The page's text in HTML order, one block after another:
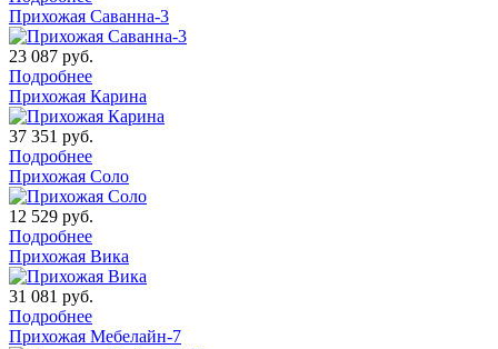
Прихожая Саванна-3
23 087 руб.
Подробнее
Прихожая Карина
37 351 руб.
Подробнее
Прихожая Соло
12 529 руб.
Подробнее
Прихожая Вика
31 081 руб.
Подробнее
Прихожая Мебелайн-7